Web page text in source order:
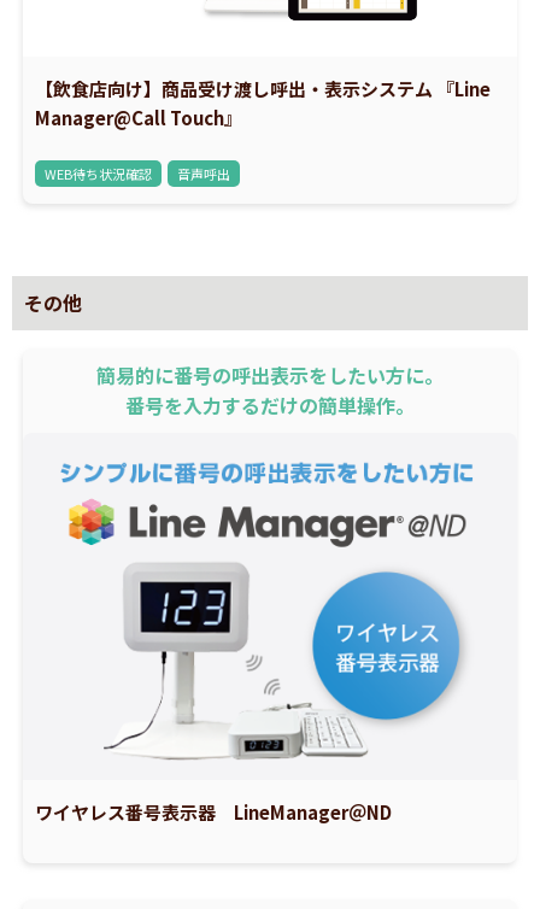
【飲食店向け】商品受け渡し呼出・表示システム 『Line
Manager@Call Touch』
WEB待ち状況確認 音声呼出
その他
簡易的に番号の呼出表示をしたい方に。
番号を入力するだけの簡単操作。
ワイヤレス番号表示器 LineManager＠ND